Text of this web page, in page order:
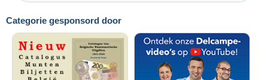
Categorie gesponsord door